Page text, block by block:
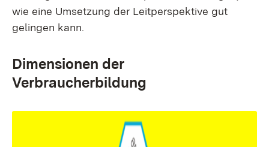
wie eine Umsetzung der Leitperspektive gut
gelingen kann.
Dimensionen der
Verbraucherbildung